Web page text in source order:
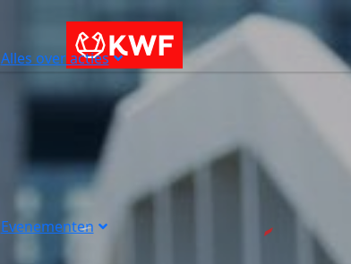
Alles over acties
Evenementen